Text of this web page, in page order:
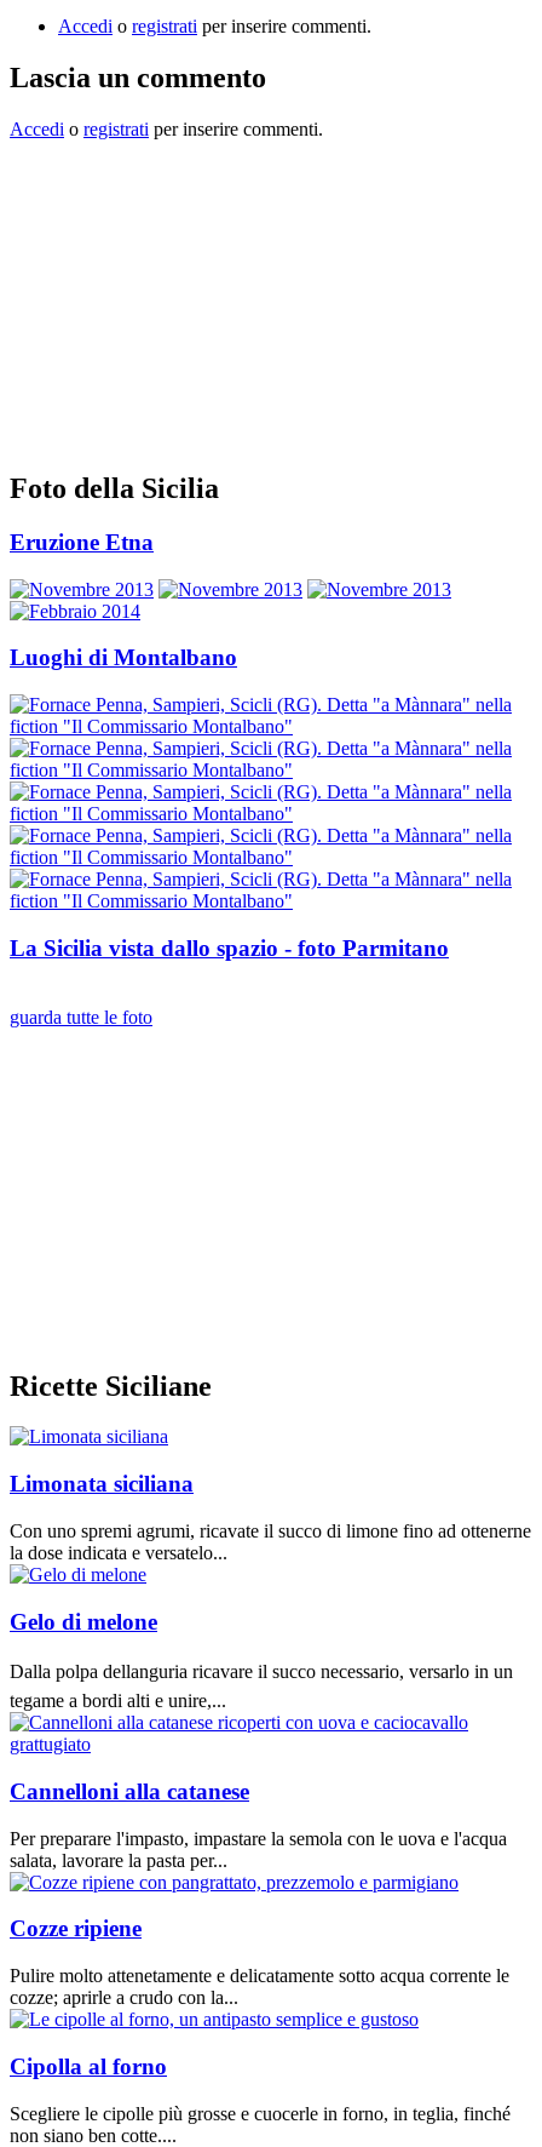
Accedi o registrati per inserire commenti.
Lascia un commento
Accedi o registrati per inserire commenti.
Foto della Sicilia
Eruzione Etna
Luoghi di Montalbano
La Sicilia vista dallo spazio - foto Parmitano
guarda tutte le foto
Ricette Siciliane
Limonata siciliana
Con uno spremi agrumi, ricavate il succo di limone fino ad ottenerne
la dose indicata e versatelo...
Gelo di melone
Dalla polpa dellanguria ricavare il succo necessario, versarlo in un
tegame a bordi alti e unire,...
Cannelloni alla catanese
Per preparare l'impasto, impastare la semola con le uova e l'acqua
salata, lavorare la pasta per...
Cozze ripiene
Pulire molto attenetamente e delicatamente sotto acqua corrente le
cozze; aprirle a crudo con la...
Cipolla al forno
Scegliere le cipolle più grosse e cuocerle in forno, in teglia, finché
non siano ben cotte....